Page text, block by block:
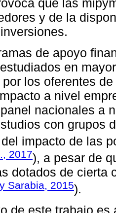
que las
y de la
de apoyo
en
los oferentes
a nivel
nacionales a
con grupos
impacto de las
2017), a pesar de
dotados de cierta
Sarabia, 2015).
de este trabajo